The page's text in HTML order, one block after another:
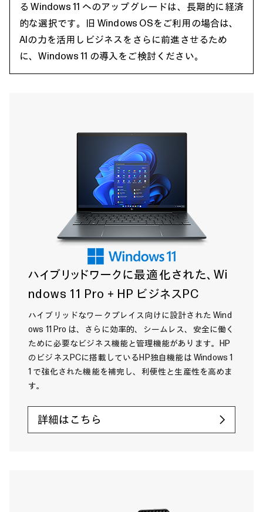
る Windows 11 へのアップグレードは、長期的に経済
的な選択です。旧 Windows OSをご利用の場合は、
AIの力を活用しビジネスをさらに前進させるため
に、Windows 11 の導入をご検討ください。
ハイブリッドワークに最適化された、Wi
ndows 11 Pro＋HP ビジネスPC
ハイブリッドなワークプレイス向けに設計された Wind
ows 11 Pro は、さらに効率的、シームレス、安全に働く
ために必要なビジネス機能と管理機能があります。HP
のビジネスPCに搭載しているHP独自機能は Windows 1
1 で強化された機能を補完し、利便性と生産性を高めま
す。
詳細はこちら